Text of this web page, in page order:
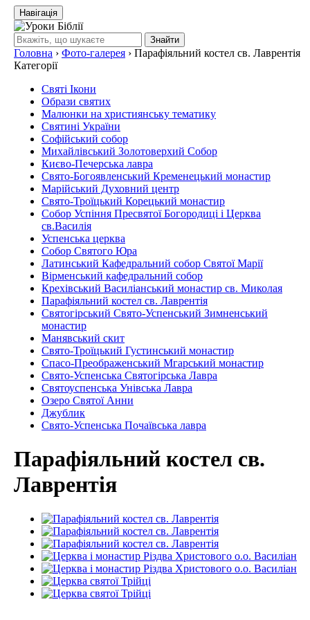
Навігація
Знайти
Головна › Фото-галерея › Парафіяльний костел св. Лаврентія
Категорії
Святі Ікони
Образи святих
Малюнки на християнську тематику
Святині України
Софійський собор
Михайлівський Золотоверхий Собор
Києво-Печерська лавра
Свято-Богоявленський Кременецький монастир
Марійський Духовний центр
Свято-Троїцький Корецький монастир
Собор Успіння Пресвятої Богородиці і Церква
св.Василiя
Успенська церква
Собор Святого Юра
Латинський Кафедральний собор Святої Марії
Вірменський кафедральний собор
Крехівський Василіанський монастир св. Миколая
Парафіяльний костел св. Лаврентія
Святогірський Свято-Успенський Зимненський
монастир
Манявський скит
Свято-Троїцький Густинський монастир
Спасо-Преображенський Мгарський монастир
Свято-Успенська Святогірська Лавра
Святоуспенська Унівська Лавра
Озеро Святої Анни
Джублик
Свято-Успенська Почаївська лавра
Парафіяльний костел св.
Лаврентія